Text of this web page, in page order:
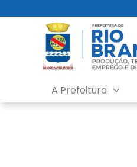
A Prefeitura